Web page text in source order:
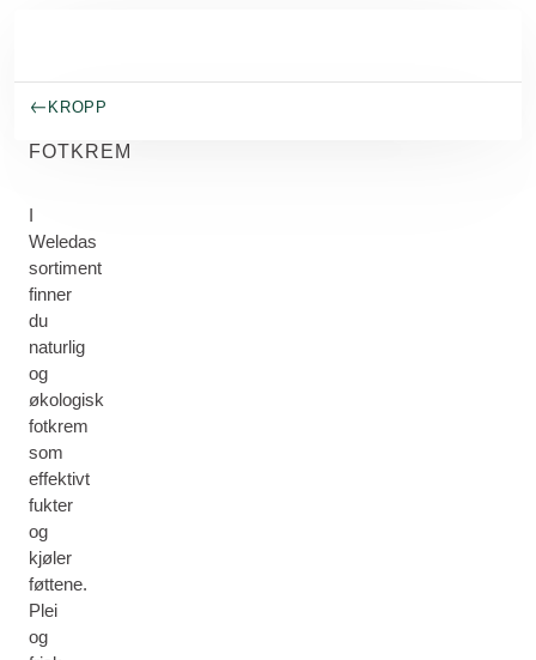
KROPP
FOTKREM
I
Weledas
sortiment
finner
du
naturlig
og
økologisk
fotkrem
som
effektivt
fukter
og
kjøler
føttene.
Plei
og